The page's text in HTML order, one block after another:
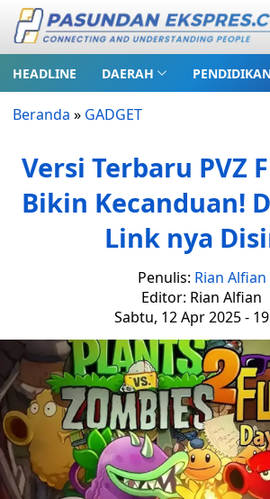
HEADLINE DAERAH
Beranda » GADGET
Versi Terbaru PVZ
Bikin Kecanduan!
Link nya
Penulis: Rian Alfian
Editor: Rian Alfian
Sabtu, 12 Apr 2025 -